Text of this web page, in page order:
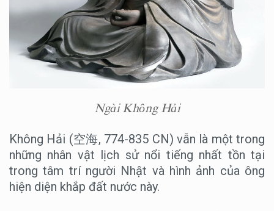
Ngài Không Hải
Không Hải (空海, 774-835 CN) vẫn là một trong
những nhân vật lịch sử nổi tiếng nhất tồn tại
trong tâm trí người Nhật và hình ảnh của ông
hiện diện khắp đất nước này.